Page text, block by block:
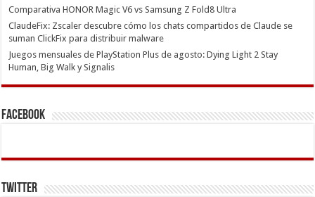
Comparativa HONOR Magic V6 vs Samsung Z Fold8 Ultra
ClaudeFix: Zscaler descubre cómo los chats compartidos de Claude se
suman ClickFix para distribuir malware
Juegos mensuales de PlayStation Plus de agosto: Dying Light 2 Stay
Human, Big Walk y Signalis
Facebook
Twitter